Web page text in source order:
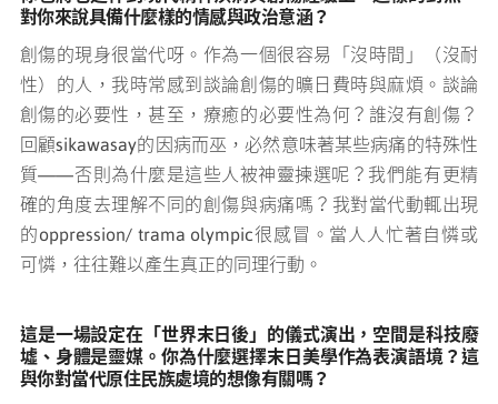
對你來說具備什麼樣的情感與政治意涵？
創傷的現身很當代呀。作為一個很容易「沒時間」（沒耐
性）的人，我時常感到談論創傷的曠日費時與麻煩。談論
創傷的必要性，甚至，療癒的必要性為何？誰沒有創傷？
回顧sikawasay的因病而巫，必然意味著某些病痛的特殊性
質——否則為什麼是這些人被神靈揀選呢？我們能有更精
確的角度去理解不同的創傷與病痛嗎？我對當代動輒出現
的oppression/ trama olympic很感冒。當人人忙著自憐或
可憐，往往難以產生真正的同理行動。
這是一場設定在「世界末日後」的儀式演出，空間是科技廢
墟、身體是靈媒。你為什麼選擇末日美學作為表演語境？這
與你對當代原住民族處境的想像有關嗎？